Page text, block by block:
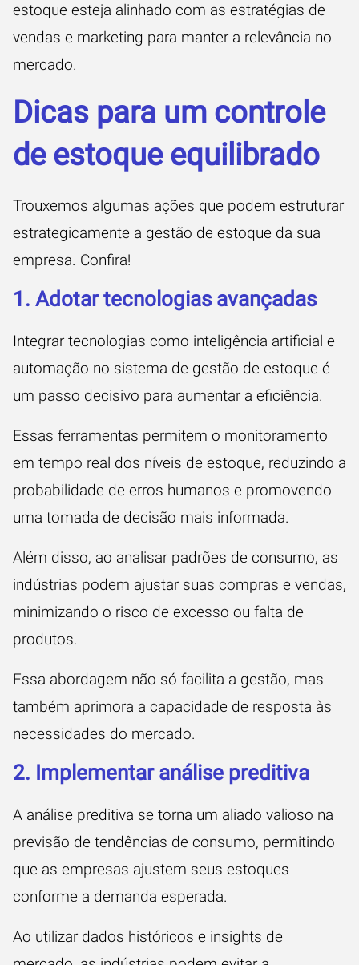
estoque esteja alinhado com as estratégias de
vendas e marketing para manter a relevância no
mercado.
Dicas para um controle
de estoque equilibrado
Trouxemos algumas ações que podem estruturar
estrategicamente a gestão de estoque da sua
empresa. Confira!
1. Adotar tecnologias avançadas
Integrar tecnologias como inteligência artificial e
automação no sistema de gestão de estoque é
um passo decisivo para aumentar a eficiência.
Essas ferramentas permitem o monitoramento
em tempo real dos níveis de estoque, reduzindo a
probabilidade de erros humanos e promovendo
uma tomada de decisão mais informada.
Além disso, ao analisar padrões de consumo, as
indústrias podem ajustar suas compras e vendas,
minimizando o risco de excesso ou falta de
produtos.
Essa abordagem não só facilita a gestão, mas
também aprimora a capacidade de resposta às
necessidades do mercado.
2. Implementar análise preditiva
A análise preditiva se torna um aliado valioso na
previsão de tendências de consumo, permitindo
que as empresas ajustem seus estoques
conforme a demanda esperada.
Ao utilizar dados históricos e insights de